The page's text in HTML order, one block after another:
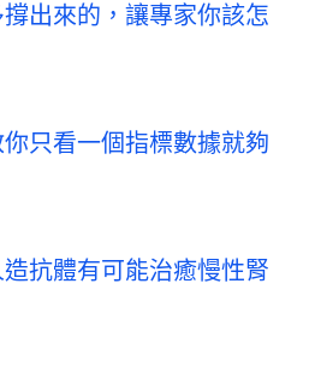
出來的，讓專家你該怎
只看一個指標數據就夠
抗體有可能治癒慢性腎